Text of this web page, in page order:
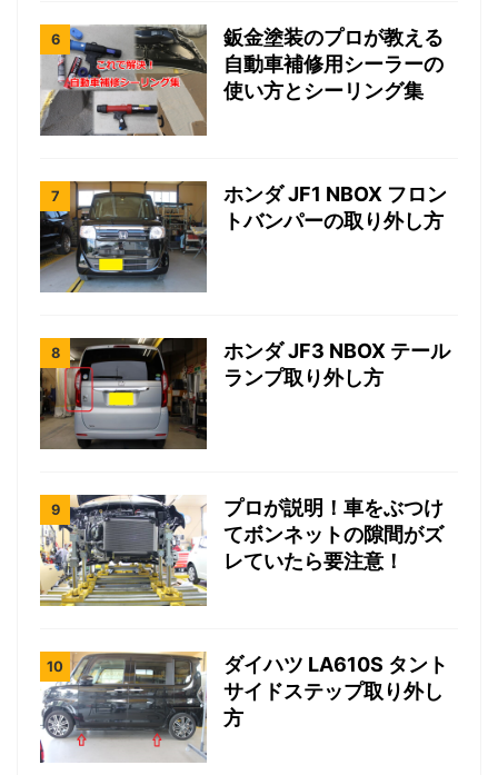
鈑金塗装のプロが教える
自動車補修用シーラーの
使い方とシーリング集
ホンダ JF1 NBOX フロン
トバンパーの取り外し方
ホンダ JF3 NBOX テール
ランプ取り外し方
プロが説明！車をぶつけ
てボンネットの隙間がズ
レていたら要注意！
ダイハツ LA610S タント
サイドステップ取り外し
方